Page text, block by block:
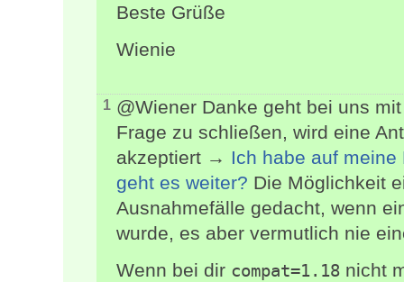
Beste Grüße
Wienie
1 @Wiener Danke geht bei uns
Frage zu schließen, wird eine
akzeptiert → Ich habe auf
geht es weiter? Die Möglichkeit
Ausnahmefälle gedacht, wenn
wurde, es aber vermutlich nie
Wenn bei dir compat=1.18 nicht